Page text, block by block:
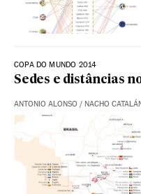
COPA DO MUNDO 2014
Sedes e distâncias
ANTONIO ALONSO / NACHO